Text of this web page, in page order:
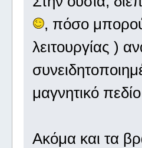
, πόσο
λειτουργίας )
μαγνητικό
Ακόμα και τα